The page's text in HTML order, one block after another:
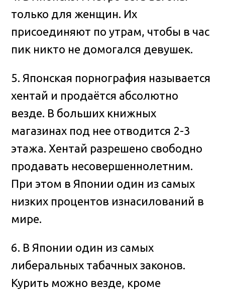
только для женщин. Их
присоединяют по утрам, чтобы в час
пик никто не домогался девушек.
5. Японская порнография называется
хентай и продаётся абсолютно
везде. В больших книжных
магазинах под нее отводится 2-3
этажа. Хентай разрешено свободно
продавать несовершеннолетним.
При этом в Японии один из самых
низких процентов изнасилований в
мире.
6. В Японии один из самых
либеральных табачных законов.
Курить можно везде, кроме